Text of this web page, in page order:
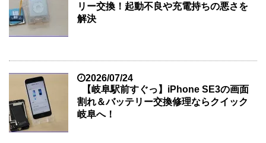
リー交換！起動不良や充電持ちの悪さを
解決
2026/07/24
【岐阜駅前すぐっ】iPhone SE3の画面
割れ＆バッテリー交換修理ならクイック
岐阜へ！